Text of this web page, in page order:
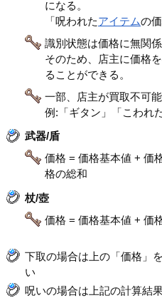
になる。
「呪われたアイテムの
識別状態は価格に無関係
そのため、店主に価格
ることができる。
一部、店主が買取不可
例:「ギタン」「こわれ
武器/盾
価格 = 価格基本値 + 価
格の総和
杖/壺
価格 = 価格基本値 + 価
下取の場合は上の「価格」
い
呪いの場合は上記の計算結